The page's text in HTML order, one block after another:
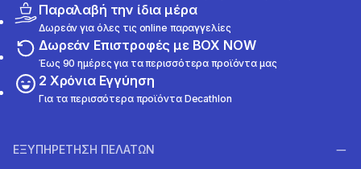
Παραλαβή την ίδια μέρα
Δωρεάν για όλες τις online παραγγελίες
Δωρεάν Επιστροφές με BOX NOW
Έως 90 ημέρες για τα περισσότερα προϊόντα μας
2 Χρόνια Εγγύηση
Για τα περισσότερα προϊόντα Decathlon
ΕΞΥΠΗΡΕΤΗΣΗ ΠΕΛΑΤΩΝ